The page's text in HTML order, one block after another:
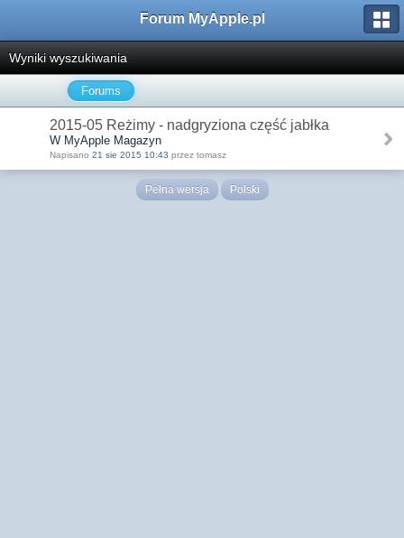
Forum MyApple.pl
Wyniki wyszukiwania
Forums
2015-05 Reżimy - nadgryziona część jabłka
W MyApple Magazyn
Napisano 21 sie 2015 10:43 przez tomasz
Pełna wersja Polski